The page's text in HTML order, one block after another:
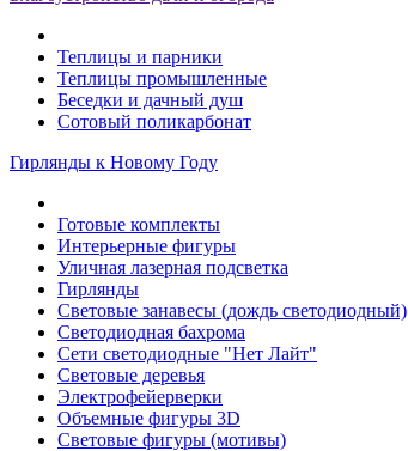
Теплицы и парники
Теплицы промышленные
Беседки и дачный душ
Сотовый поликарбонат
Гирлянды к Новому Году
Готовые комплекты
Интерьерные фигуры
Уличная лазерная подсветка
Гирлянды
Световые занавесы (дождь светодиодный)
Светодиодная бахрома
Сети светодиодные "Нет Лайт"
Световые деревья
Электрофейерверки
Объемные фигуры 3D
Световые фигуры (мотивы)